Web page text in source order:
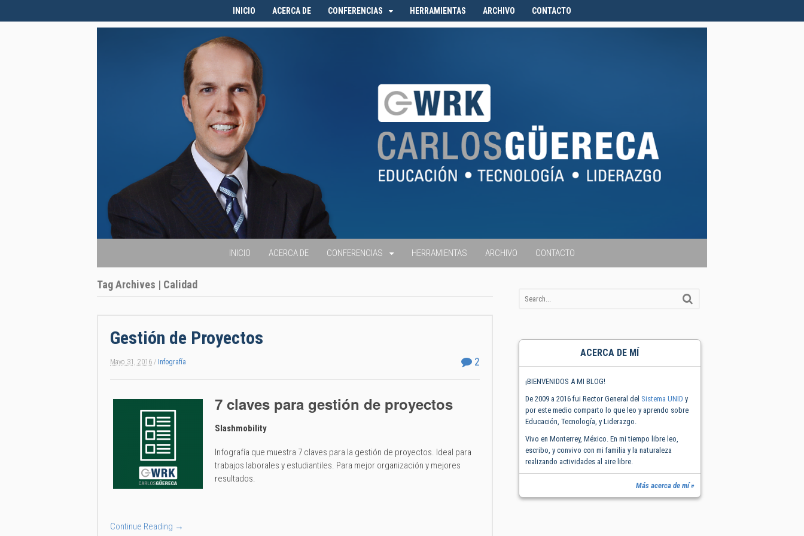
INICIO ACERCA DE CONFERENCIAS HERRAMIENTAS ARCHIVO CONTACTO
INICIO ACERCA DE CONFERENCIAS HERRAMIENTAS ARCHIVO CONTACTO
Tag Archives | Calidad
Gestión de Proyectos
Mayo 31, 2016 / Infografía 2
7 claves para gestión de proyectos
Slashmobility
Infografía que muestra 7 claves para la gestión de proyectos. Ideal para
trabajos laborales y estudiantiles. Para mejor organización y mejores
resultados.
Continue Reading →
ACERCA DE MÍ
¡BIENVENIDOS A MI BLOG!
De 2009 a 2016 fui Rector General del Sistema UNID y
por este medio comparto lo que leo y aprendo sobre
Educación, Tecnología, y Liderazgo.
Vivo en Monterrey, México. En mi tiempo libre leo,
escribo, y convivo con mi familia y la naturaleza
realizando actividades al aire libre.
Más acerca de mí »